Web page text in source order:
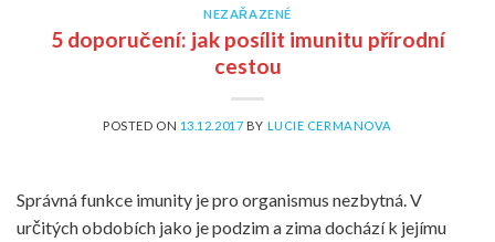
NEZAŘAZENÉ
5 doporučení: jak posílit imunitu přírodní
cestou
POSTED ON 13.12.2017 BY LUCIE CERMANOVA
Správná funkce imunity je pro organismus nezbytná. V
určitých obdobích jako je podzim a zima dochází k jejímu